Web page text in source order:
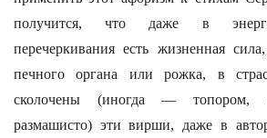
получится, что даже в
перечеркивания есть жизненная
печного органа или рожка, в
сколочены (иногда —
размашисто) эти вирши, даже в